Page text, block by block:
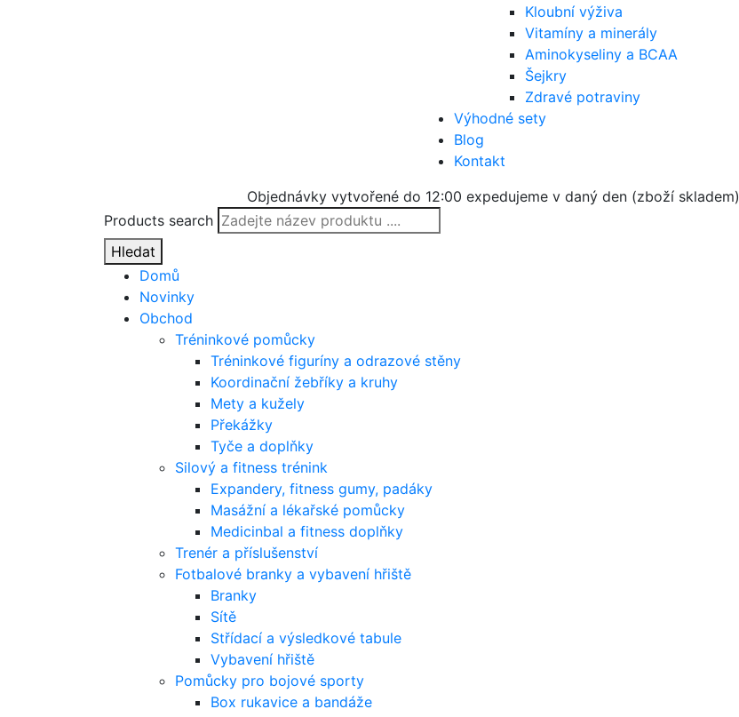
Kloubní výživa
Vitamíny a minerály
Aminokyseliny a BCAA
Šejkry
Zdravé potraviny
Výhodné sety
Blog
Kontakt
Objednávky vytvořené do 12:00 expedujeme v daný den (zboží skladem)
Products search
Hledat
Domů
Novinky
Obchod
Tréninkové pomůcky
Tréninkové figuríny a odrazové stěny
Koordinační žebříky a kruhy
Mety a kužely
Překážky
Tyče a doplňky
Silový a fitness trénink
Expandery, fitness gumy, padáky
Masážní a lékařské pomůcky
Medicinbal a fitness doplňky
Trenér a příslušenství
Fotbalové branky a vybavení hřiště
Branky
Sítě
Střídací a výsledkové tabule
Vybavení hřiště
Pomůcky pro bojové sporty
Box rukavice a bandáže